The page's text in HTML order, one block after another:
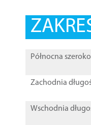
Północna
Zachodnia
Wschodnia